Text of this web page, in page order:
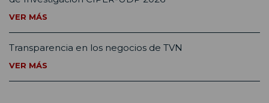
VER MÁS
Transparencia en los negocios de TVN
VER MÁS